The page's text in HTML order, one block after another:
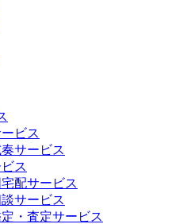
ビス
サービス
ス
配サービス
サービス
・査定サービス